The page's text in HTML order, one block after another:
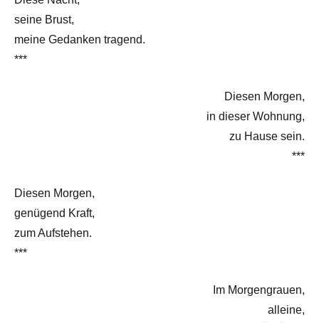
seine Brust,
meine Gedanken tragend.
***
Diesen Morgen,
in dieser Wohnung,
zu Hause sein.
***
Diesen Morgen,
genügend Kraft,
zum Aufstehen.
***
Im Morgengrauen,
alleine,